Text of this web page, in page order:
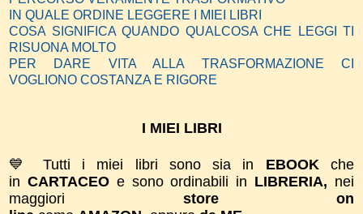
IN QUALE ORDINE LEGGERE I MIEI LIBRI
COSA SIGNIFICA QUANDO QUALCOSA CHE LEGGI TI
RISUONA MOLTO
PER DARE VITA ALLA TRASFORMAZIONE CI
VOGLIONO COSTANZA E RIGORE
I MIEI LIBRI
💙 Tutti i miei libri sono sia in EBOOKche
in CARTACEO e sono ordinabili in LIBRERIA, nei
maggiori store on